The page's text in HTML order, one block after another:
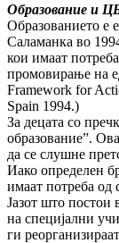
Образование и
Образованието е
Саламанка во
кои имаат
промовирање на
Framework for
Spain 1994.)
За децата со
образование”.
да се слушне
Иако определен
имаат потреба од
Јазот што постои
на специјални
ги